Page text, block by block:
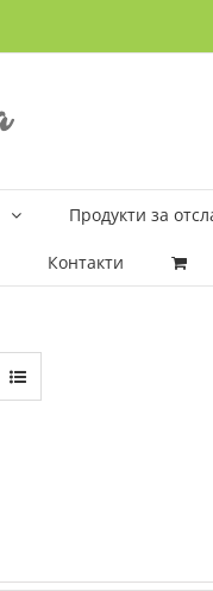
Продукти за
Контакти